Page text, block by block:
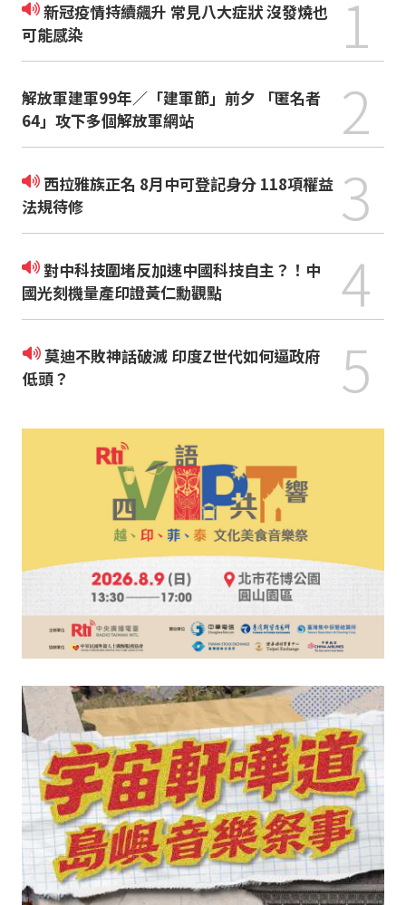
新冠疫情持續飆升 常見八大症狀 沒發燒也
可能感染
1
解放軍建軍99年／「建軍節」前夕 「匿名者
64」攻下多個解放軍網站
2
西拉雅族正名 8月中可登記身分 118項權益
法規待修
3
對中科技圍堵反加速中國科技自主？！中
國光刻機量產印證黃仁勳觀點
4
莫迪不敗神話破滅 印度Z世代如何逼政府
低頭？
5